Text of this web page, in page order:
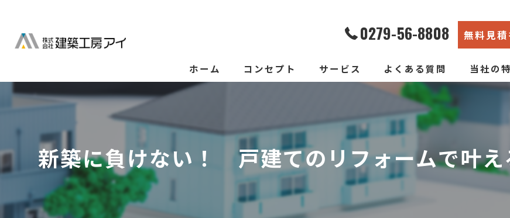
0279-56-8808 無料見
ホーム コンセプト サービス
新築そっくりリフォーム
よくある質問 当社の
水回り
断熱
新築に負けない！ 戸建てのリフォームで叶え